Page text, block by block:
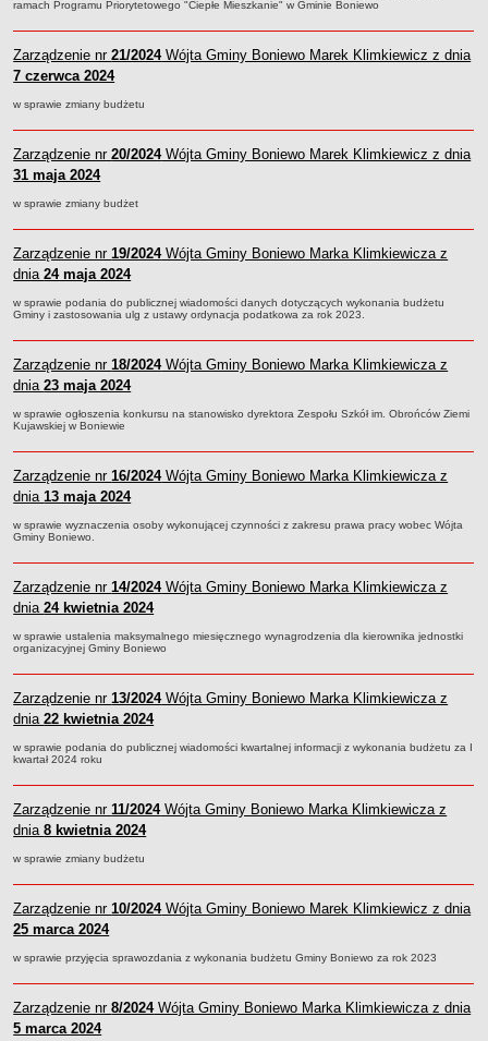
Majątek gminy
sprawozdania z wykonania budżetu
Plan postępowań na 2026 rok
Plan postępowań na rok 2024
Plan postępowań o udzielenie zamówień na rok 2023
Plan postępowań o udzielenie zamówień na rok 2022
Plan postępowań o udzielenie zamówień w 2020 roku
Plan postępowań o udzielenie zamówień na 2019
Plan postępowań o udzielenie zamówień w 2018 roku
Dług publiczny, Pomoc publiczna
Realizacja inwestycji
przetargi
elektronizacja zamówień publicznych
zamówienia do 170 000 PLN
PRAWO LOKALNE
Uchwały
Zarządzenia
Opłaty i podatki
Zagospodarowanie przestrzenne
Obwieszczenia,Zawiadomienia, sprawozdania ochrony środowiska
REWITALIZACJA GMINY BONIEWO
Aktualności
Podręcznik PPWOW
Plan działania
Strategia Rozwiązywania Problemów Społecznych
Lista osób kluczowych
Lista aktywności społecznych
ramach Programu Priorytetowego "Ciepłe Mieszkanie" w Gminie Boniewo
Zarządzenie nr21/2024Wójta Gminy Boniewo Marek Klimkiewicz z dnia
7 czerwca 2024
w sprawie zmiany budżetu
Zarządzenie nr20/2024Wójta Gminy Boniewo Marek Klimkiewicz z dnia
31 maja 2024
w sprawie zmiany budżet
Zarządzenie nr19/2024Wójta Gminy Boniewo Marka Klimkiewicza z
dnia24 maja 2024
w sprawie podania do publicznej wiadomości danych dotyczących wykonania budżetu
Gminy i zastosowania ulg z ustawy ordynacja podatkowa za rok 2023.
Zarządzenie nr18/2024Wójta Gminy Boniewo Marka Klimkiewicza z
dnia23 maja 2024
w sprawie ogłoszenia konkursu na stanowisko dyrektora Zespołu Szkół im. Obrońców Ziemi
Kujawskiej w Boniewie
Zarządzenie nr16/2024Wójta Gminy Boniewo Marka Klimkiewicza z
dnia13 maja 2024
w sprawie wyznaczenia osoby wykonującej czynności z zakresu prawa pracy wobec Wójta
Gminy Boniewo.
Zarządzenie nr14/2024Wójta Gminy Boniewo Marka Klimkiewicza z
dnia24 kwietnia 2024
w sprawie ustalenia maksymalnego miesięcznego wynagrodzenia dla kierownika jednostki
organizacyjnej Gminy Boniewo
Zarządzenie nr13/2024Wójta Gminy Boniewo Marka Klimkiewicza z
dnia22 kwietnia 2024
w sprawie podania do publicznej wiadomości kwartalnej informacji z wykonania budżetu za I
kwartał 2024 roku
Zarządzenie nr11/2024Wójta Gminy Boniewo Marka Klimkiewicza z
dnia8 kwietnia 2024
w sprawie zmiany budżetu
Zarządzenie nr10/2024Wójta Gminy Boniewo Marek Klimkiewicz z dnia
25 marca 2024
w sprawie przyjęcia sprawozdania z wykonania budżetu Gminy Boniewo za rok 2023
Zarządzenie nr8/2024Wójta Gminy Boniewo Marka Klimkiewicza z dnia
5 marca 2024